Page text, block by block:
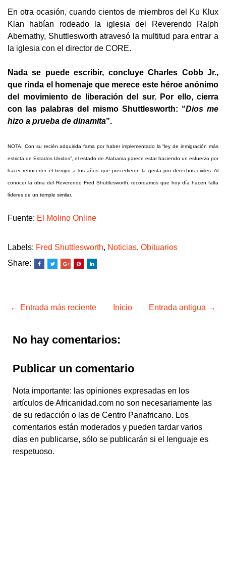
En otra ocasión, cuando cientos de miembros del Ku Klux
Klan habían rodeado la iglesia del Reverendo Ralph
Abernathy, Shuttlesworth atravesó la multitud para entrar a
la iglesia con el director de CORE.
Nada se puede escribir, concluye Charles Cobb Jr.,
que rinda el homenaje que merece este héroe anónimo
del movimiento de liberación del sur. Por ello, cierra
con las palabras del mismo Shuttlesworth: “Dios me
hizo a prueba de dinamita”.
NOTA: Con su recién adquirida fama por haber implementado la “ley de inmigración más
estricta de Estados Unidos”, el estado de Alabama parece estar haciendo un esfuerzo por
hacer retroceder el tiempo a los años que precedieron la gesta pro derechos civiles. Al
conocer la obra del Reverendo Fred Shuttlesworth, recordamos que hoy día hacen falta
líderes de un temple similar.
Fuente: El Molino Online
Labels: Fred Shuttlesworth, Noticias, Obituarios
Share:
← Entrada más reciente Entrada antigua →
Inicio
No hay comentarios:
Publicar un comentario
Nota importante: las opiniones expresadas en los
artículos de Africanidad.com no son necesariamente las
de su redacción o las de Centro Panafricano. Los
comentarios están moderados y pueden tardar varios
días en publicarse, sólo se publicarán si el lenguaje es
respetuoso.